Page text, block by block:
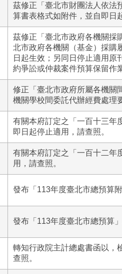
茲修正「臺北市財團法人依法
算書表格式如附件，並自即日
茲修正「臺北市政府各機關採
北市政府各機關（基金）採購
日起生效；另同日停止適用原
約爭訟或仲裁案件預算保留作
修正「臺北市政府所屬各機關
機關學校間委託代辦經費處理
有關本府訂定之「一百十三年
即日起停止適用，請查照。
有關本府訂定之「一百十二年
用，請查照。
發布「113年度臺北市總預算
發布「113年度臺北市總預算」
轉知行政院主計總處書函以，
查照。